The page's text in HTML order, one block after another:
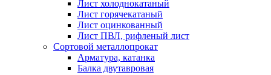
Лист холоднокатаный
Лист горячекатаный
Лист оцинкованный
Лист ПВЛ, рифленый лист
Сортовой металлопрокат
Арматура, катанка
Балка двутавровая